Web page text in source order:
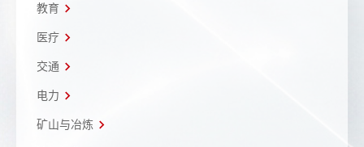
教育
医疗
交通
电力
矿山与冶炼